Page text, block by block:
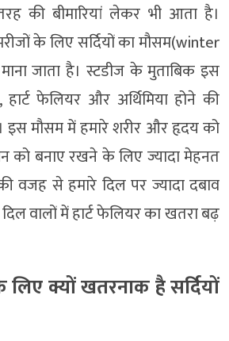
की बीमारियां लेकर भी आता है।
के लिए सर्दियों का मौसम(winter
जाता है। स्टडीज के मुताबिक इस
फेलियर और अर्थिमिया होने की
इस मौसम में हमारे शरीर और हृदय को
को बनाए रखने के लिए ज्यादा मेहनत
वजह से हमारे दिल पर ज्यादा दबाव
वालों में हार्ट फेलियर का खतरा बढ़
क्यों खतरनाक है सर्दियों